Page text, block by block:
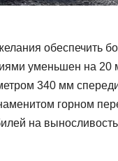
обеспечить
уменьшен на 20
340 мм
горном
на